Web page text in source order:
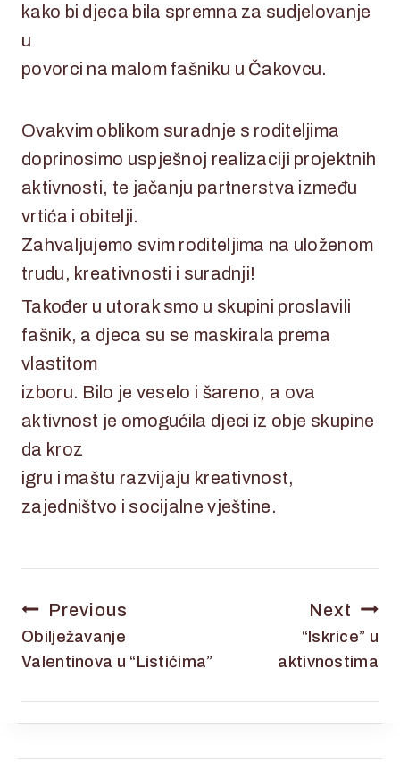
kako bi djeca bila spremna za sudjelovanje
u
povorci na malom fašniku u Čakovcu.
Ovakvim oblikom suradnje s roditeljima
doprinosimo uspješnoj realizaciji projektnih
aktivnosti, te jačanju partnerstva između
vrtića i obitelji.
Zahvaljujemo svim roditeljima na uloženom
trudu, kreativnosti i suradnji!
Također u utorak smo u skupini proslavili
fašnik, a djeca su se maskirala prema
vlastitom
izboru. Bilo je veselo i šareno, a ova
aktivnost je omogućila djeci iz obje skupine
da kroz
igru i maštu razvijaju kreativnost,
zajedništvo i socijalne vještine.
Previous
Obilježavanje
Valentinova u “Listićima”
Next
“Iskrice” u
aktivnostima